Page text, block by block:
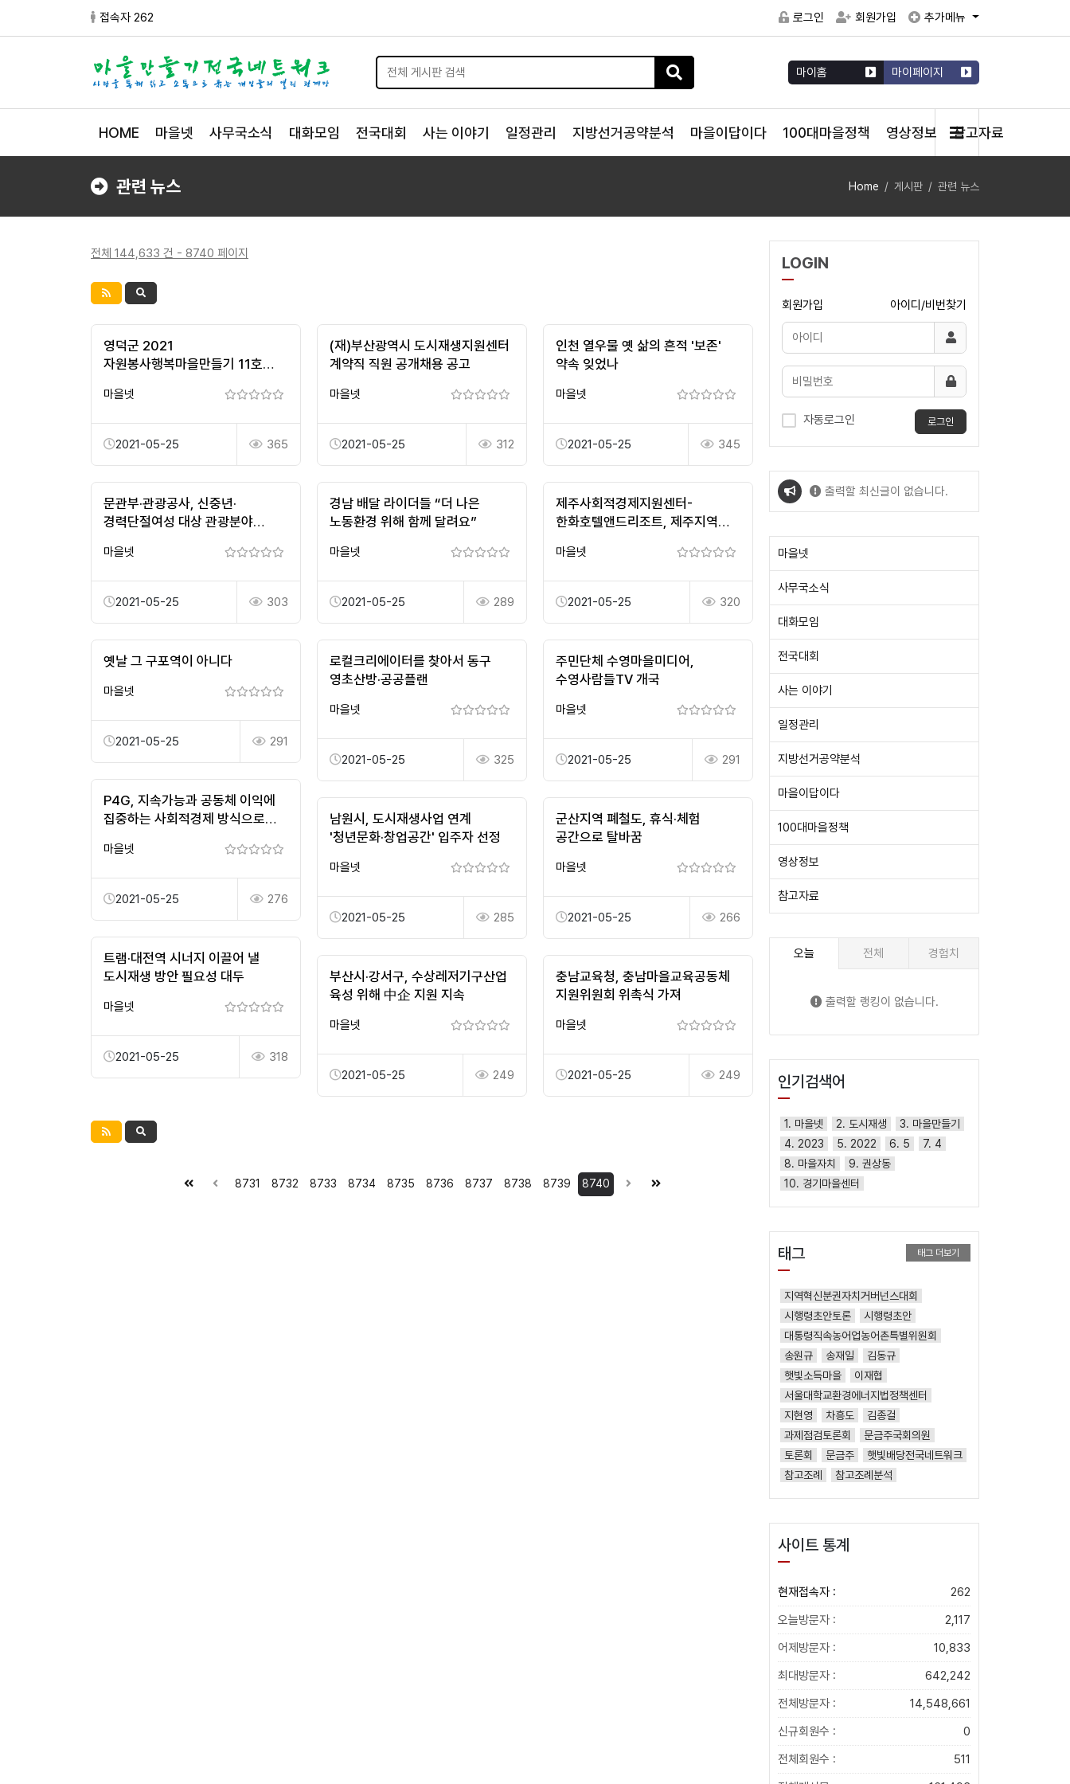
접속자 262 로그인 회원가입 추가메뉴
마이홈 마이페이지
HOME 마을넷 사무국소식 대화모임 전국대회 사는 이야기 일정관리 지방선거공약분석 마을이답이다 100대마을정책 영상정보 참고자료
관련 뉴스 Home 게시판 관련 뉴스
전체 144,633 건 - 8740 페이지
영덕군 2021
자원봉사행복마을만들기 11호
마을넷
2021-05-25 365
(재)부산광역시 도시재생지원센터
계약직 직원 공개채용 공고
마을넷
2021-05-25 312
인천 열우물 옛 삶의 흔적 '보존'
약속 잊었나
마을넷
2021-05-25 345
문관부·관광공사, 신중년·
경력단절여성 대상 관광분야
마을넷
2021-05-25 303
경남 배달 라이더들 “더 나은
노동환경 위해 함께 달려요”
마을넷
2021-05-25 289
제주사회적경제지원센터-
한화호텔앤드리조트, 제주지역
업무협약 ...
마을넷
2021-05-25 320
옛날 그 구포역이 아니다
마을넷
2021-05-25 291
로컬크리에이터를 찾아서 동구
영초산방·공공플랜
마을넷
2021-05-25 325
주민단체 수영마을미디어,
수영사람들TV 개국
마을넷
2021-05-25 291
P4G, 지속가능과 공동체 이익에
집중하는 사회적경제 방식으로
마을넷
2021-05-25 276
남원시, 도시재생사업 연계
'청년문화·창업공간' 입주자 선정
마을넷
2021-05-25 285
군산지역 폐철도, 휴식·체험
공간으로 탈바꿈
마을넷
2021-05-25 266
트램·대전역 시너지 이끌어 낼
도시재생 방안 필요성 대두
마을넷
2021-05-25 318
부산시·강서구, 수상레저기구산업
육성 위해 中企 지원 지속
마을넷
2021-05-25 249
충남교육청, 충남마을교육공동체
지원위원회 위촉식 가져
마을넷
2021-05-25 249
8731 8732 8733 8734 8735 8736 8737 8738 8739 8740
LOGIN
회원가입 아이디/비번찾기
자동로그인 로그인
출력할 최신글이 없습니다.
마을넷
사무국소식
대화모임
전국대회
사는 이야기
일정관리
지방선거공약분석
마을이답이다
100대마을정책
영상정보
참고자료
오늘 전체 경험치
출력할 랭킹이 없습니다.
인기검색어
1. 마을넷 2. 도시재생
3. 마을만들기
4. 2023
5. 2022 6. 5
7. 4
8. 마을자치
9. 권상동
10. 경기마을센터
태그 태그 더보기
지역혁신분권자치거버넌스대회
시행령초안토론
시행령초안
대통령직속농어업농어촌특별위원회
송원규
송재일
김동규
햇빛소득마을
이재협
서울대학교환경에너지법정책센터
지현영
차흥도
김종걸
과제점검토론회
문금주국회의원
토론회
문금주
햇빛배당전국네트워크
참고조례
참고조례분석
사이트 통계
현재접속자 :
262
오늘방문자 :
2,117
어제방문자 :
10,833
최대방문자 :
642,242
전체방문자 :
14,548,661
신규회원수 :
0
전체회원수 :
511